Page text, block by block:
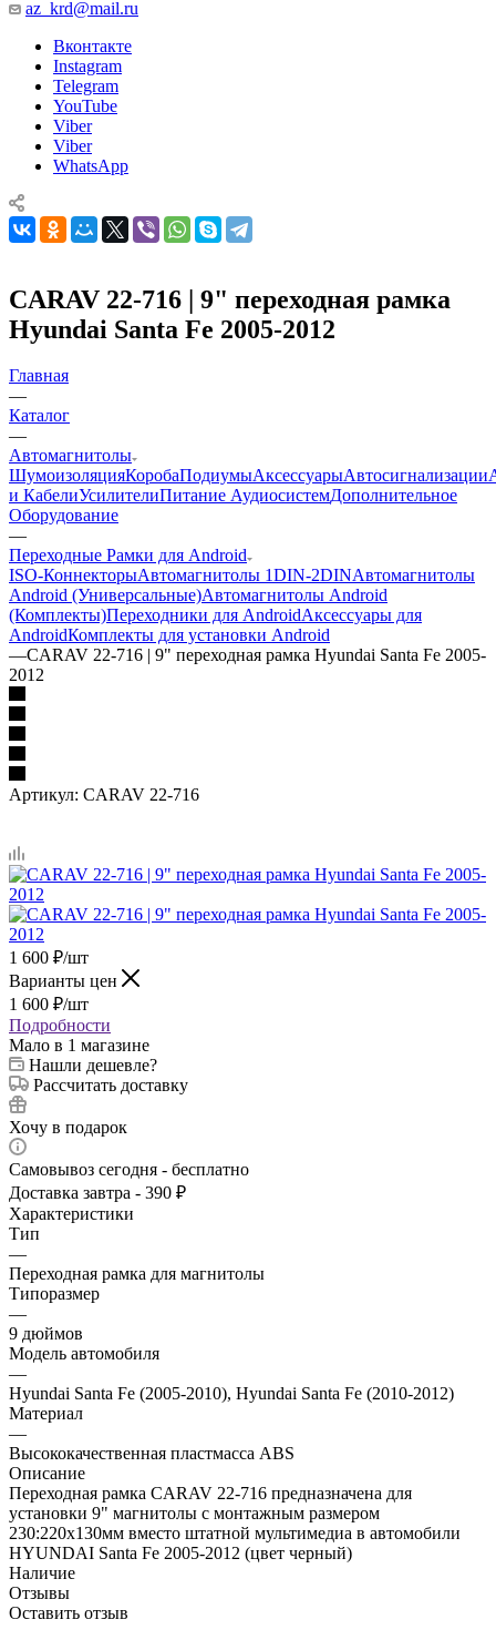
az_krd@mail.ru
Вконтакте
Instagram
Telegram
YouTube
Viber
Viber
WhatsApp
CARAV 22-716 | 9" переходная рамка
Hyundai Santa Fe 2005-2012
Главная
—
Каталог
—
Автомагнитолы
ШумоизоляцияКоробаПодиумыАксессуарыАвтосигнализации
и КабелиУсилителиПитание АудиосистемДополнительное
Оборудование
—
Переходные Рамки для Android
ISO-КоннекторыАвтомагнитолы 1DIN-2DINАвтомагнитолы
Android (Универсальные)Автомагнитолы Android
(Комплекты)Переходники для AndroidАксессуары для
AndroidКомплекты для установки Android
—CARAV 22-716 | 9" переходная рамка Hyundai Santa Fe 2005-
2012
Артикул: CARAV 22-716
1 600 ₽/шт
Варианты цен
1 600 ₽/шт
Подробности
Мало в 1 магазине
Нашли дешевле?
Рассчитать доставку
Хочу в подарок
Самовывоз сегодня - бесплатно
Доставка завтра - 390 ₽
Характеристики
Тип
—
Переходная рамка для магнитолы
Типоразмер
—
9 дюймов
Модель автомобиля
—
Hyundai Santa Fe (2005-2010), Hyundai Santa Fe (2010-2012)
Материал
—
Высококачественная пластмасса ABS
Описание
Переходная рамка CARAV 22-716 предназначена для
установки 9" магнитолы с монтажным размером
230:220х130мм вместо штатной мультимедиа в автомобили
HYUNDAI Santa Fe 2005-2012 (цвет черный)
Наличие
Отзывы
Оставить отзыв